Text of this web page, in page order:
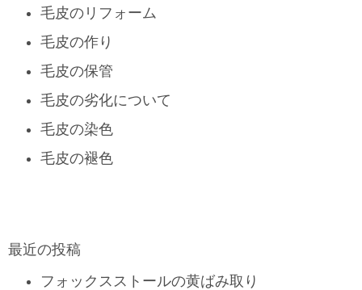
毛皮のリフォーム
毛皮の作り
毛皮の保管
毛皮の劣化について
毛皮の染色
毛皮の褪色
最近の投稿
フォックスストールの黄ばみ取り